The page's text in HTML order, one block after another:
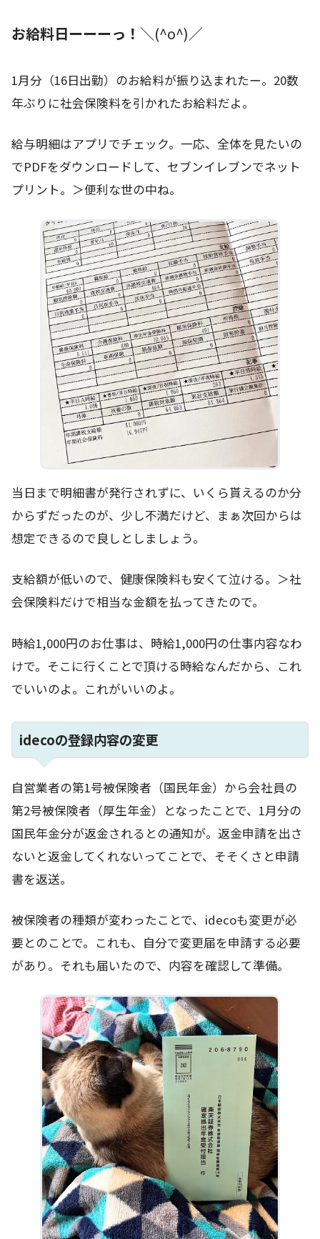
お給料日ーーーっ！ ＼(^o^)／
1月分（16日出勤）のお給料が振り込まれたー。20数
年ぶりに社会保険料を引かれたお給料だよ。
給与明細はアプリでチェック。一応、全体を見たいの
でPDFをダウンロードして、セブンイレブンでネット
プリント。＞便利な世の中ね。
当日まで明細書が発行されずに、いくら貰えるのか分
からずだったのが、少し不満だけど、まぁ次回からは
想定できるので良しとしましょう。
支給額が低いので、健康保険料も安くて泣ける。＞社
会保険料だけで相当な金額を払ってきたので。
時給1,000円のお仕事は、時給1,000円の仕事内容なわ
けで。そこに行くことで頂ける時給なんだから、これ
でいいのよ。これがいいのよ。
idecoの登録内容の変更
自営業者の第1号被保険者（国民年金）から会社員の
第2号被保険者（厚生年金）となったことで、1月分の
国民年金分が返金されるとの通知が。返金申請を出さ
ないと返金してくれないってことで、そそくさと申請
書を返送。
被保険者の種類が変わったことで、idecoも変更が必
要とのことで。これも、自分で変更届を申請する必要
があり。それも届いたので、内容を確認して準備。